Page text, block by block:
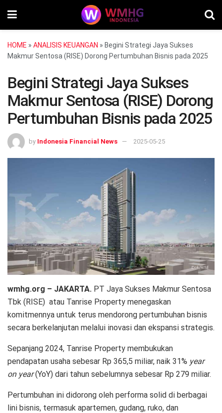
HOME » ANALISIS KEUANGAN » Begini Strategi Jaya Sukses
Makmur Sentosa (RISE) Dorong Pertumbuhan Bisnis pada 2025
Begini Strategi Jaya Sukses
Makmur Sentosa (RISE) Dorong
Pertumbuhan Bisnis pada 2025
by Indonesia Financial News 2025-05-25
wmhg.org – JAKARTA. PT Jaya Sukses Makmur Sentosa
Tbk (RISE) atau Tanrise Property menegaskan
komitmennya untuk terus mendorong pertumbuhan bisnis
secara berkelanjutan melalui inovasi dan ekspansi strategis.
Sepanjang 2024, Tanrise Property membukukan
pendapatan usaha sebesar Rp 365,5 miliar, naik 31% year
on year(YoY) dari tahun sebelumnya sebesar Rp 279 miliar.
Pertumbuhan ini didorong oleh performa solid di berbagai
lini bisnis, termasuk apartemen, gudang, ruko, dan